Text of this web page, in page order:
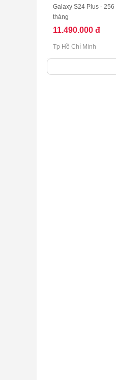
Ship
Galaxy S24 Plus - 256
tháng
11.490.000 đ
Tp Hồ Chí Minh